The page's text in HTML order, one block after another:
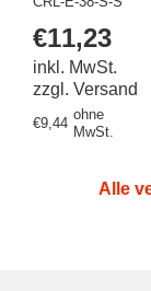
Regulärer
Preis
€11,23
inkl. MwSt.
zzgl. Versand
Regulärer
€9,44
ohne
MwSt.
Alle